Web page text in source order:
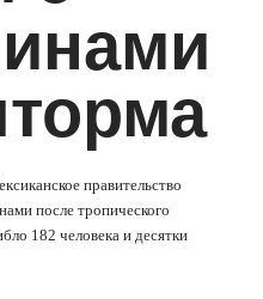
правительство
после тропического
182 человека и десятки